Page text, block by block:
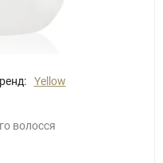
Yellow
волосся